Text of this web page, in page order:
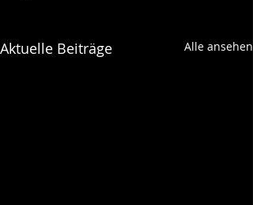
Aktuelle Beiträge Alle ansehen